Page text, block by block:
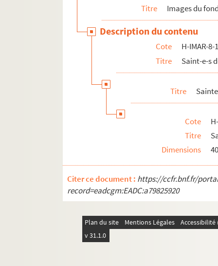
H-IMAR-8-127-303. Sainte Glossinde,
H-IMAR-8-128-304. Sainte Glossinde,
H-IMAR-8-128-305. Sainte Wolfsindis
H-IMAR-8-129-307. Saint Gorry (saint
H-IMAR-8-130-309. Le bienheureux
Saint Godeleine ou Godelive
H-IMAR-8-135-316. Saint Gordien
H-IMAR-8-136-317. Le Révérend Père
H-IMAR-8-137-318. Sainte Gorgonie,
H-IMAR-8-139-320. Saint Gobain,
H-IMAR-8-139-321. Saint Gontran, roi
Titre Images du
Description du contenu
Cote
H-IMAR-8-
Titre
Saint-e-s
Titre
Cote
Titre
Dimensions
Citer ce document : https://ccfr.bnf.fr/
record=eadcgm:EADC:a79825920
Plan du site Mentions Légales
v 31.1.0